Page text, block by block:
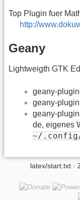
Top Plugin fuer
http://
Geany
Lightweigth GTK
geany-
geany-
geany-
de, eigenes
~/
latex/start.txt ·